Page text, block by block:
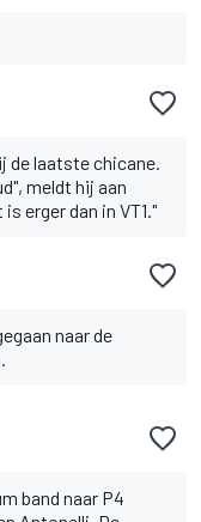
de laatste chicane.
meldt hij aan
erger dan in VT1."
naar de
band naar P4